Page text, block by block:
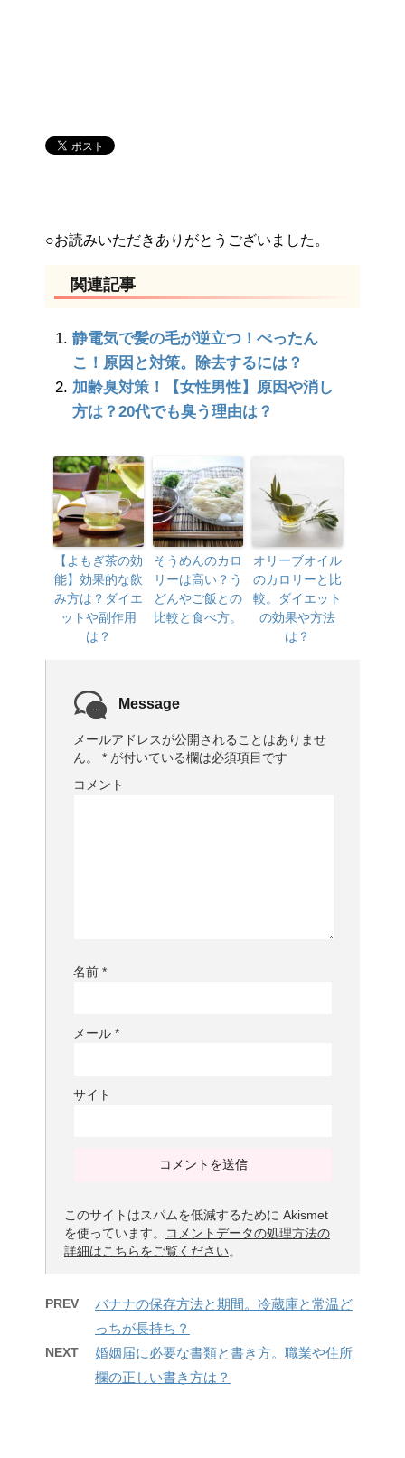
○お読みいただきありがとうございました。
関連記事
静電気で髪の毛が逆立つ！ぺったん
こ！原因と対策。除去するには？
加齢臭対策！【女性男性】原因や消し
方は？20代でも臭う理由は？
【よもぎ茶の効
能】効果的な飲
み方は？ダイエ
ットや副作用
は？
そうめんのカロ
リーは高い？う
どんやご飯との
比較と食べ方。
オリーブオイル
のカロリーと比
較。ダイエット
の効果や方法
は？
Message
メールアドレスが公開されることはありませ
ん。
* が付いている欄は必須項目です
コメント
名前 *
メール *
サイト
このサイトはスパムを低減するために Akismet
を使っています。
コメントデータの処理方法の
詳細はこちらをご覧ください。
PREV
バナナの保存方法と期間。冷蔵庫と常温ど
っちが長持ち？
NEXT
婚姻届に必要な書類と書き方。職業や住所
欄の正しい書き方は？